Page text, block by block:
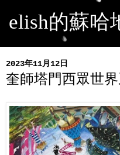
elish的蘇哈
2023年11月12日
奎師塔門西眾世